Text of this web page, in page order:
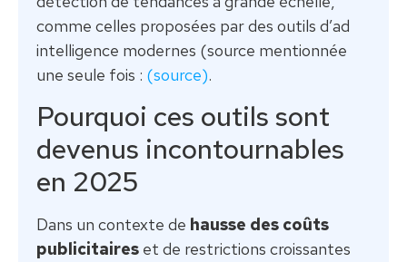
comme celles proposées par des outils d’ad
intelligence modernes (source mentionnée
une seule fois : (source).
Pourquoi ces outils sont
devenus incontournables
en 2025
Dans un contexte de hausse des coûts
publicitaires et de restrictions croissantes